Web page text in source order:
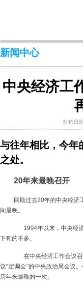
新闻中心
中央经济工
发布日
与往年相比，今年
之处。
20年来最晚召开
回顾过去20年的中央经济
间最晚。
1994年以来，中央经
下旬的不多。
在中央经济工作会议召
议“定调会”的中央政治局会议
历年来最晚的一次。